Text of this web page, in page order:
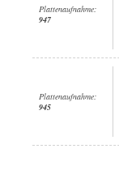
Plattenaufnahme:
947
Plattenaufnahme:
945